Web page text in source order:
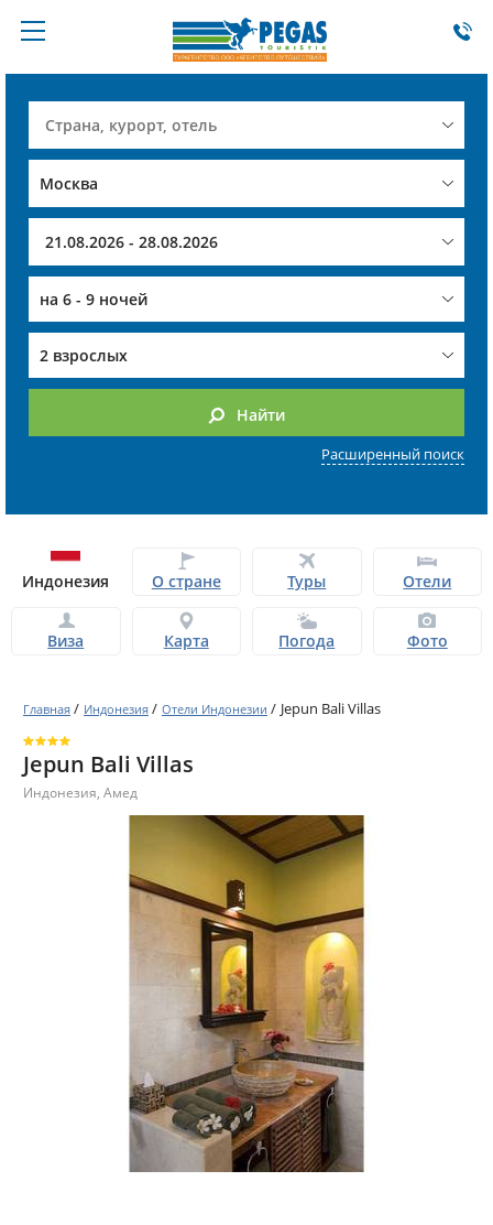
на 6 - 9 ночей
2 взрослых
Найти
Расширенный поиск
Индонезия О стране Туры Отели
Виза Карта Погода Фото
Главная / Индонезия / Отели Индонезии / Jepun Bali Villas
Jepun Bali Villas
Индонезия, Амед